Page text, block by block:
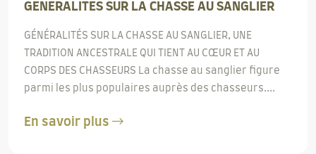
GÉNÉRALITÉS SUR LA CHASSE AU SANGLIER
GÉNÉRALITÉS SUR LA CHASSE AU SANGLIER, UNE
TRADITION ANCESTRALE QUI TIENT AU CŒUR ET AU
CORPS DES CHASSEURS La chasse au sanglier figure
parmi les plus populaires auprès des chasseurs....
En savoir plus